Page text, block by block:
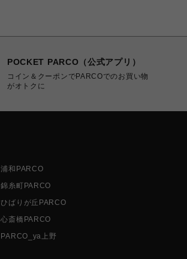
POCKET PARCO（公式アプリ）
コイン＆クーポンでPARCOでのお買い物
がオトクに
浦和PARCO
錦糸町PARCO
ひばりが丘PARCO
心斎橋PARCO
PARCO_ya上野